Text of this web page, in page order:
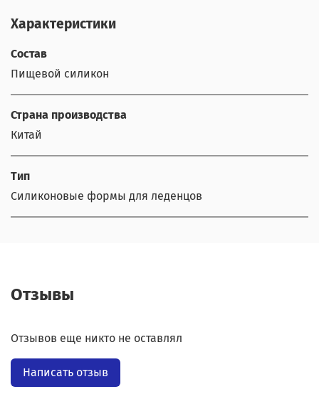
Характеристики
Состав
Пищевой силикон
Страна производства
Китай
Тип
Силиконовые формы для леденцов
Отзывы
Отзывов еще никто не оставлял
Написать отзыв